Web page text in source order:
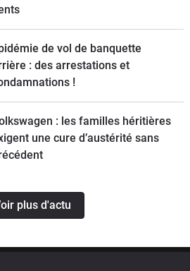
de vol de banquette
: des arrestations et
!
: les familles héritières
une cure d’austérité sans
plus d'actu